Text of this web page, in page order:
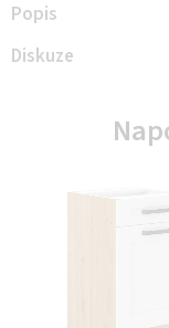
Popis
Diskuze